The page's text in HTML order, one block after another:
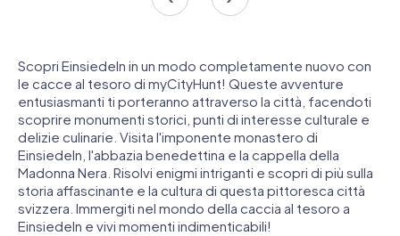
Scopri Einsiedeln in un modo completamente nuovo con
le cacce al tesoro di myCityHunt! Queste avventure
entusiasmanti ti porteranno attraverso la città, facendoti
scoprire monumenti storici, punti di interesse culturale e
delizie culinarie. Visita l'imponente monastero di
Einsiedeln, l'abbazia benedettina e la cappella della
Madonna Nera. Risolvi enigmi intriganti e scopri di più sulla
storia affascinante e la cultura di questa pittoresca città
svizzera. Immergiti nel mondo della caccia al tesoro a
Einsiedeln e vivi momenti indimenticabili!